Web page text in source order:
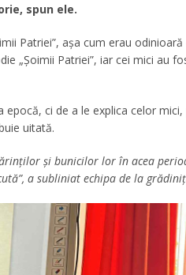
spun ele.
Patriei”, așa cum erau
„Șoimii Patriei”, iar cei mici au
ci de a le explica celor
uitată.
și bunicilor lor în acea
a subliniat echipa de la